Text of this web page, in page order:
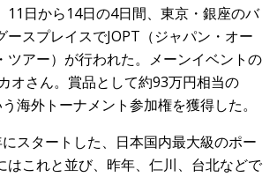
11日から14日の4日間、東京・銀座のバ
ースプレイスでJOPT（ジャパン・オー
ツアー）が行われた。メーンイベントの
オさん。賞品として約93万円相当の
海外トーナメント参加権を獲得した。
スタートした、日本国内最大級のポー
はこれと並び、昨年、仁川、台北などで